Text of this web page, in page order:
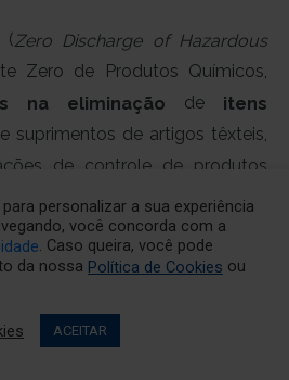
Zero Discharge of Hazardous
Zero de Produtos Químicos,
na eliminação de itens
suprimentos de artigos têxteis,
de controle de produtos
efluente tratado livre de
contaminem os recursos
Brasil, atendemos
efluente tratado
personalizar a sua experiência
você concorda com a
. Caso queira, você pode
da nossa Política de Cookies ou
ACEITAR